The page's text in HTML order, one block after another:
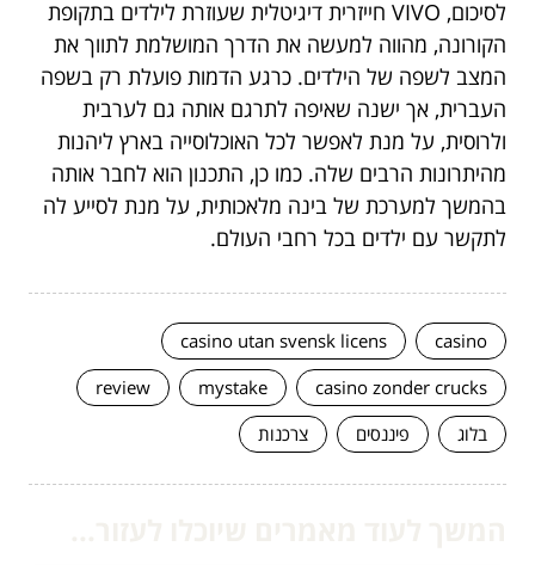
לסיכום, VIVO חייזרית דיגיטלית שעוזרת לילדים בתקופת
הקורונה, מהווה למעשה את הדרך המושלמת לתווך את
המצב לשפה של הילדים. כרגע הדמות פועלת רק בשפה
העברית, אך ישנה שאיפה לתרגם אותה גם לערבית
ולרוסית, על מנת לאפשר לכל האוכלוסייה בארץ ליהנות
מהיתרונות הרבים שלה. כמו כן, התכנון הוא לחבר אותה
בהמשך למערכת של בינה מלאכותית, על מנת לסייע לה
לתקשר עם ילדים בכל רחבי העולם.
casino
casino utan svensk licens
casino zonder crucks
mystake
review
בלוג
פיננסים צרכנות